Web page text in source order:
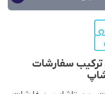
ترکیب سفارشات